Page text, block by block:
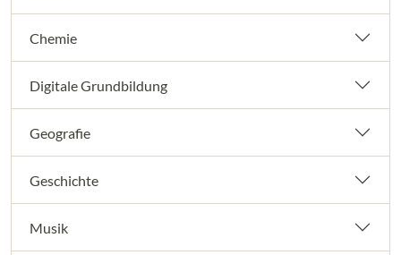
Chemie
Digitale Grundbildung
Geografie
Geschichte
Musik